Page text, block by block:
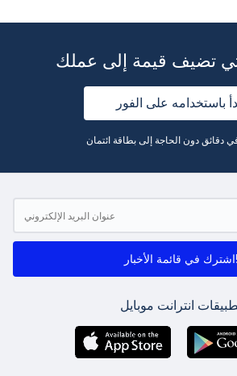
تضيف قيمة إلى عملك
باستخدامه على الفور
اشترك في قائمة الأخبار!
انترانت موبايل